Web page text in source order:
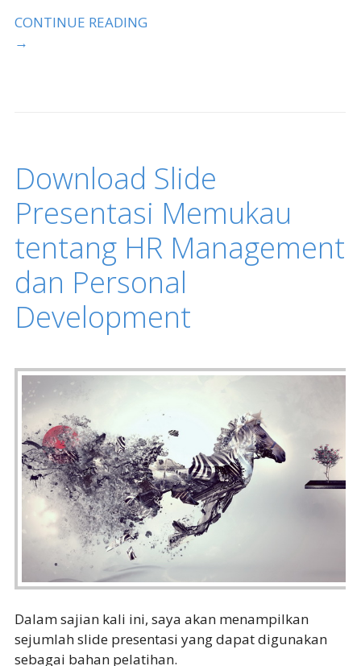
CONTINUE READING
→
Download Slide
Presentasi Memukau
tentang HR Management
dan Personal
Development
Dalam sajian kali ini, saya akan menampilkan
sejumlah slide presentasi yang dapat digunakan
sebagai bahan pelatihan.